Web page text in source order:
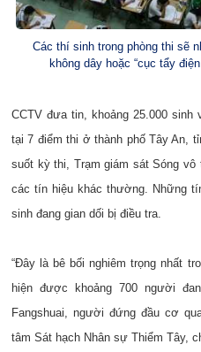
Các thí sinh trong phòng thi sẽ
không dây hoặc “cục tẩy
CCTV đưa tin, khoảng 25.000
tại 7 điểm thi ở thành phố Tây An,
suốt kỳ thi, Trạm giám sát Sóng
các tín hiệu khác thường. Những
sinh đang gian dối bị điều tra.
“Đây là bê bối nghiêm trọng nhất
hiện được khoảng 700 người
Fangshuai, người đứng đầu cơ
tâm Sát hạch Nhân sự Thiểm Tây,